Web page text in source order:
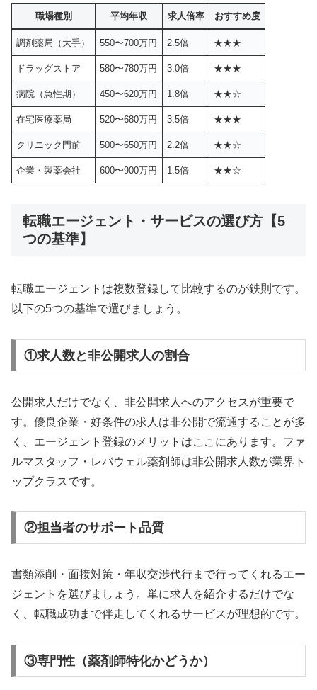
職場種別 平均年収 求人倍率 おすすめ度
調剤薬局（大手） 550〜700万円 2.5倍 ★★★
ドラッグストア 580〜780万円 3.0倍 ★★★
病院（急性期） 450〜620万円 1.8倍 ★★☆
在宅医療薬局 520〜680万円 3.5倍 ★★★
クリニック門前 500〜650万円 2.2倍 ★★☆
企業・製薬会社 600〜900万円 1.5倍 ★★☆
転職エージェント・サービスの選び方【5
つの基準】
転職エージェントは複数登録して比較するのが鉄則です。
以下の5つの基準で選びましょう。
①求人数と非公開求人の割合
公開求人だけでなく、非公開求人へのアクセスが重要で
す。優良企業・好条件の求人は非公開で流通することが多
く、エージェント登録のメリットはここにあります。ファ
ルマスタッフ・レバウェル薬剤師は非公開求人数が業界ト
ップクラスです。
②担当者のサポート品質
書類添削・面接対策・年収交渉代行まで行ってくれるエー
ジェントを選びましょう。単に求人を紹介するだけでな
く、転職成功まで伴走してくれるサービスが理想的です。
③専門性（薬剤師特化かどうか）